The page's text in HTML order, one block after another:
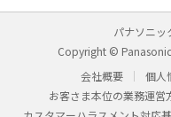
パナソニッ
Copyright ©
会社概要
個人
お客さま本位の業務運営